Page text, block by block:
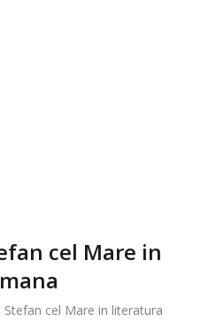
cel Mare in
Stefan cel Mare in literatura